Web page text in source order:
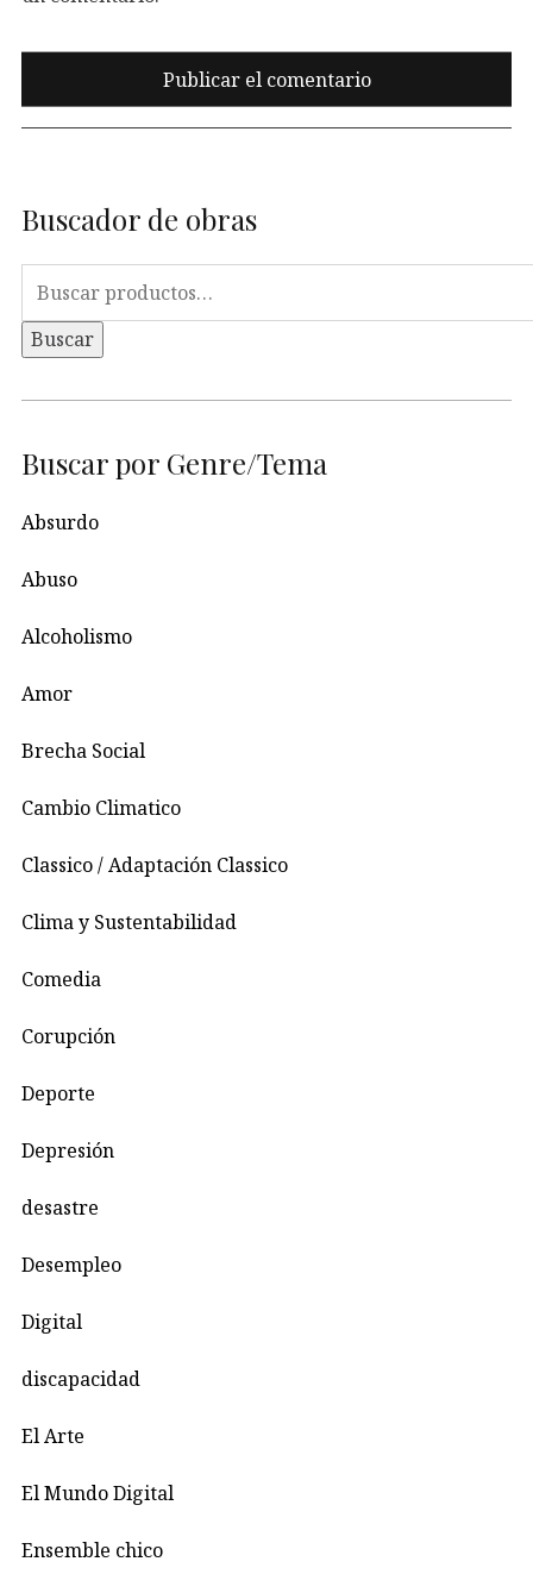
Buscador de obras
por:
Buscar
Buscar por Genre/Tema
Absurdo
Abuso
Alcoholismo
Amor
Brecha Social
Cambio Climatico
Classico / Adaptación Classico
Clima y Sustentabilidad
Comedia
Corupción
Deporte
Depresión
desastre
Desempleo
Digital
discapacidad
El Arte
El Mundo Digital
Ensemble chico